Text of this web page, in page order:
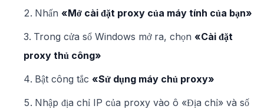
Nhấn «Mở cài đặt proxy của máy tính của bạn»
Trong cửa sổ Windows mở ra, chọn «Cài đặt
proxy thủ công»
Bật công tắc «Sử dụng máy chủ proxy»
Nhập địa chỉ IP của proxy vào ô «Địa chỉ» và số